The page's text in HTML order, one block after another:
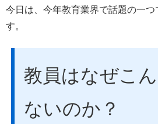
今日は、今年教育業界で話題の一
す。
教員はなぜこ
ないのか？